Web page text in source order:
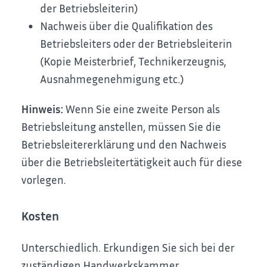
der Betriebsleiterin)
Nachweis über die Qualifikation des
Betriebsleiters oder der Betriebsleiterin
(Kopie Meisterbrief, Technikerzeugnis,
Ausnahmegenehmigung etc.)
Hinweis:Wenn Sie eine zweite Person als
Betriebsleitung anstellen, müssen Sie die
Betriebsleitererklärung und den Nachweis
über die Betriebsleitertätigkeit auch für diese
vorlegen.
Kosten
Unterschiedlich. Erkundigen Sie sich bei der